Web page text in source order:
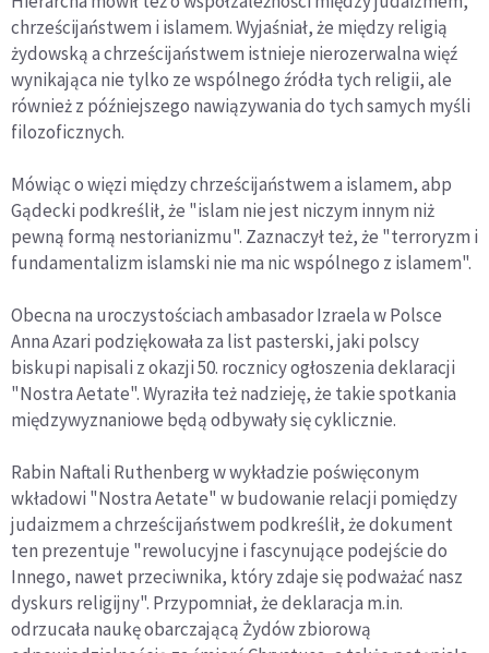
chrześcijaństwem i islamem. Wyjaśniał, że między religią
żydowską a chrześcijaństwem istnieje nierozerwalna więź
wynikająca nie tylko ze wspólnego źródła tych religii, ale
również z późniejszego nawiązywania do tych samych myśli
filozoficznych.
Mówiąc o więzi między chrześcijaństwem a islamem, abp
Gądecki podkreślił, że "islam nie jest niczym innym niż
pewną formą nestorianizmu". Zaznaczył też, że "terroryzm i
fundamentalizm islamski nie ma nic wspólnego z islamem".
Obecna na uroczystościach ambasador Izraela w Polsce
Anna Azari podziękowała za list pasterski, jaki polscy
biskupi napisali z okazji 50. rocznicy ogłoszenia deklaracji
"Nostra Aetate". Wyraziła też nadzieję, że takie spotkania
międzywyznaniowe będą odbywały się cyklicznie.
Rabin Naftali Ruthenberg w wykładzie poświęconym
wkładowi "Nostra Aetate" w budowanie relacji pomiędzy
judaizmem a chrześcijaństwem podkreślił, że dokument
ten prezentuje "rewolucyjne i fascynujące podejście do
Innego, nawet przeciwnika, który zdaje się podważać nasz
dyskurs religijny". Przypomniał, że deklaracja m.in.
odrzucała naukę obarczającą Żydów zbiorową